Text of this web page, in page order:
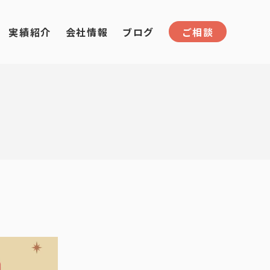
実績紹介 会社情報 ブログ ご相談